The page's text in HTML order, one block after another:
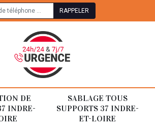
DE
INDRE-
SABLAGE TOUS
SUPPORTS 37 INDRE-
ET-LOIRE